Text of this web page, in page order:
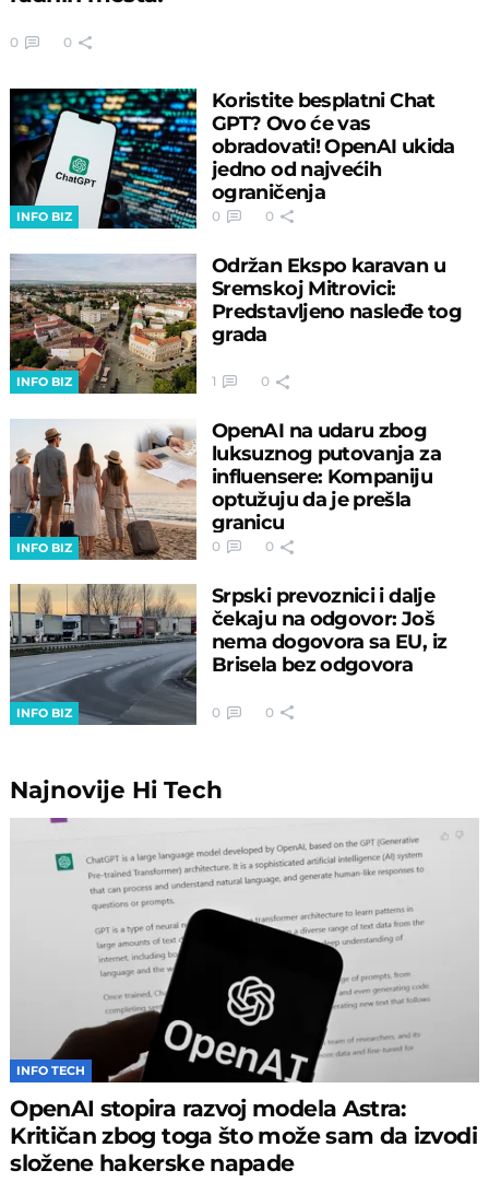
0 0
INFO BIZ
Koristite besplatni Chat
GPT? Ovo će vas
obradovati! OpenAI ukida
jedno od najvećih
ograničenja
0 0
INFO BIZ
Održan Ekspo karavan u
Sremskoj Mitrovici:
Predstavljeno nasleđe tog
grada
1 0
INFO BIZ
OpenAI na udaru zbog
luksuznog putovanja za
influensere: Kompaniju
optužuju da je prešla
granicu
0 0
INFO BIZ
Srpski prevoznici i dalje
čekaju na odgovor: Još
nema dogovora sa EU, iz
Brisela bez odgovora
0 0
Najnovije Hi Tech
INFO TECH
OpenAI stopira razvoj modela Astra:
Kritičan zbog toga što može sam da izvodi
složene hakerske napade